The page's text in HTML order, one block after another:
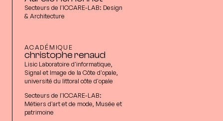
Secteurs de l'ICCARE-LAB: Design
& Architecture
ACADÉMIQUE
christophe renaud
Lisic Laboratoire d'informatique,
Signal et Image de la Côte d'opale,
université du littoral côte d'opale
Secteurs de l'ICCARE-LAB:
Métiers d'art et de mode, Musée et
patrimoine